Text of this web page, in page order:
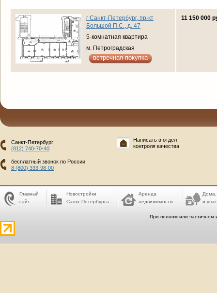
г Санкт-Петербург, пр-кт
Большой П.С., д. 47
5-комнатная квартира
м. Петроградская
встречная покупка
11 150 000
Санкт-Петербург
(812) 740-70-40
бесплатный звонок по России
8 (800) 333-98-00
Написать в отдел
контроля качества
Главный
сайт
Новостройки
Санкт-Петербурга
Аренда
недвижимости
Дома,
и
При полном или частичном